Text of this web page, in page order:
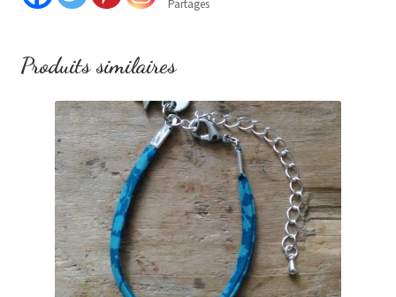
Partages
Produits similaires